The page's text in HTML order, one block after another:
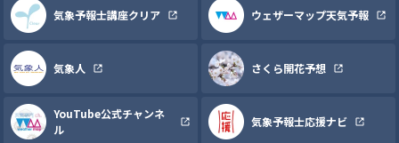
気象予報士講座クリア ウェザーマップ天気予報
気象人 さくら開花予想
YouTube公式チャンネ
ル
気象予報士応援ナビ